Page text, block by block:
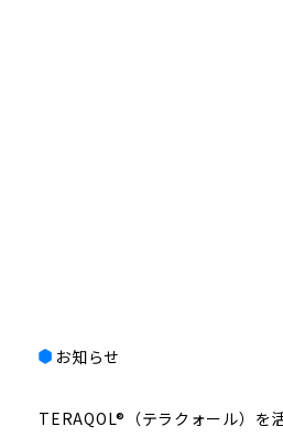
お知らせ
TERAQOL®（テラクォール）を